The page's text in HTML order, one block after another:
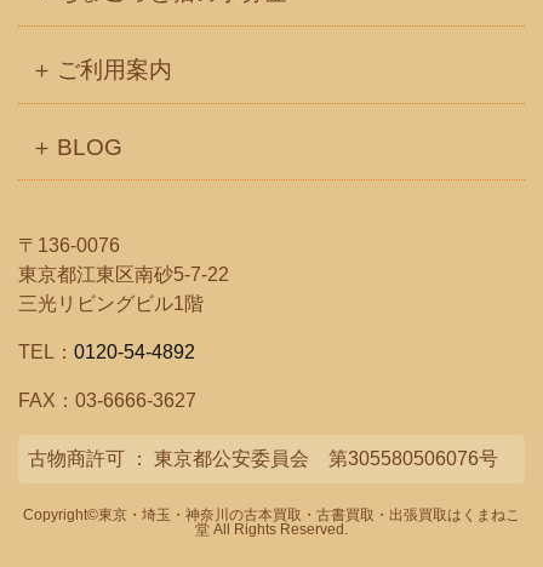
ご利用案内
BLOG
〒136-0076
東京都江東区南砂5-7-22
三光リビングビル1階
TEL： 0120-54-4892
FAX：03-6666-3627
古物商許可 ： 東京都公安委員会 第305580506076号
Copyright©東京・埼玉・神奈川の古本買取・古書買取・出張買取はくまねこ
堂 All Rights Reserved.